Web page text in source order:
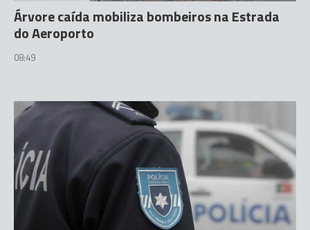
Árvore caída mobiliza bombeiros na Estrada
do Aeroporto
08:49